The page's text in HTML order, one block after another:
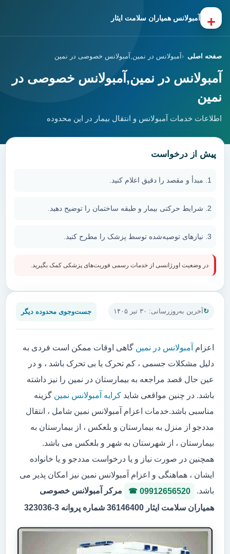
+ آمبولانس همیاران سلامت ایثار
صفحه اصلی آمبولانس در نمین,آمبولانس خصوصی در نمین
آمبولانس در نمین,آمبولانس خصوصی در
نمین
اطلاعات خدمات آمبولانس و انتقال بیمار در این محدوده
آخرین به‌روزرسانی: ۳۰ تیر ۱۴۰۵ جست‌وجوی محدوده دیگر
اعزام آمبولانس در نمین گاهی اوقات ممکن است فردی به
دلیل مشکلات جسمی ، کم تحرک یا بی تحرک باشد ، و در
عین حال قصد مراجعه به بیمارستان در نمین را نیز داشته
باشد. در چنین مواقعی شاید کرایه آمبولانس نمین گزینه
مناسبی باشد.خدمات اعزام آمبولانس نمین شامل ، انتقال
مددجو از منزل به بیمارستان و بلعکس ، از بیمارستان به
بیمارستان ، از شهرستان به شهر و بلعکس می باشد.
همچنین در صورت نیاز و یا درخواست مددجو و یا خانواده
ایشان ، هماهنگی و اعزام آمبولانس نمین نیز امکان پذیر می
باشد.
09912656520
مرکر آمبولانس خصوصی
همیاران سلامت ایثار 36146400 شماره پروانه 3-323036
پیش از درخواست
مبدأ و مقصد را دقیق اعلام کنید.
شرایط حرکتی بیمار و طبقه ساختمان را توضیح دهید.
نیازهای توصیه‌شده توسط پزشک را مطرح کنید.
در وضعیت اورژانسی از خدمات رسمی فوریت‌های پزشکی کمک بگیرید.